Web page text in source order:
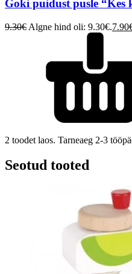
Goki puidust pusle “Kes
9.30€ Algne hind oli: 9.30€.7.90
2 toodet laos. Tarneaeg 2-3
Seotud tooted